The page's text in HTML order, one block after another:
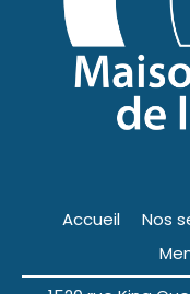
Accueil Nos